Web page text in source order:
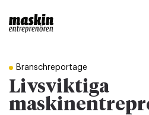
Branschreportage
Livsviktiga